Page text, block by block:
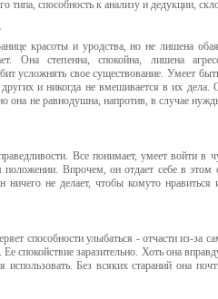
типа, способность к анализу и дедукции,
красоты и уродства, но не лишена
Она степенна, спокойна, лишена
усложнять свое существование. Умеет
и никогда не вмешивается в их дела.
она не равнодушна, напротив, в случае
Все понимает, умеет войти в
положении. Впрочем, он отдает себе в этом
ничего не делает, чтобы комуто
способности улыбаться - отчасти из-за
спокойствие заразительно. Хоть она
использовать. Без всяких стараний она